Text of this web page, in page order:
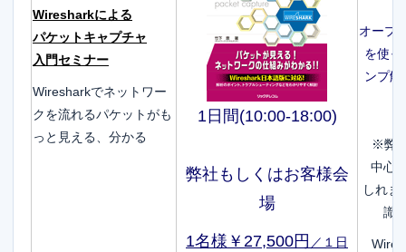
Wiresharkによる
パケットキャプチャ
入門セミナー
Wiresharkでネットワー
クを流れるパケットがも
っと見える、分かる
1日間(10:00-18:00)
弊社もしくはお客様会
場
1名様￥27,500円 ／１日
オープ
を使
ンプ
※弊
中心
しれま
識